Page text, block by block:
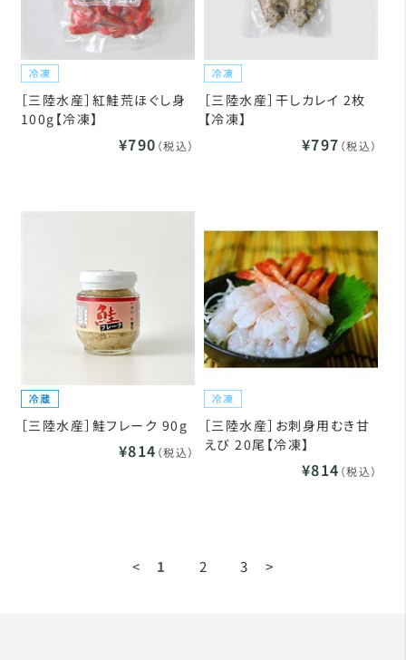
［三陸水産］紅鮭荒ほぐし身
100g【冷凍】
¥790 （税込）
［三陸水産］干しカレイ 2枚
【冷凍】
¥797 （税込）
［三陸水産］鮭フレーク 90g
¥814 （税込）
［三陸水産］お刺身用むき甘
えび 20尾【冷凍】
¥814 （税込）
< 1 2 3 >